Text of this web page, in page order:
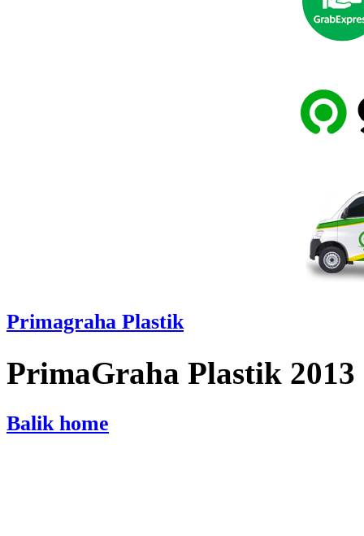
Primagraha Plastik
PrimaGraha Plastik 2013
Balik home